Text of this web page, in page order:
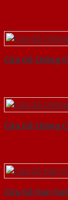
Cửa Gỗ Chống
Cửa Gỗ Chống
Cửa Gỗ Hàn